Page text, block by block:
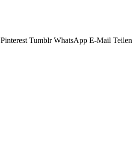
Pinterest Tumblr WhatsApp E-Mail Teilen